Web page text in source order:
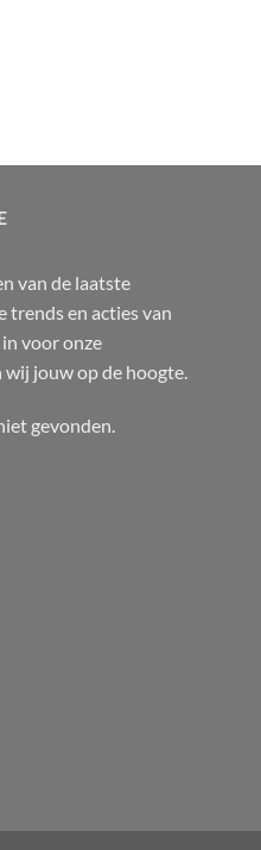
van de laatste
trends en acties van
voor onze
jouw op de hoogte.
gevonden.